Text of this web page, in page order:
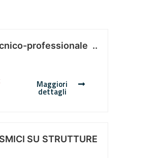
professionale ..
Maggiori
dettagli
SU STRUTTURE